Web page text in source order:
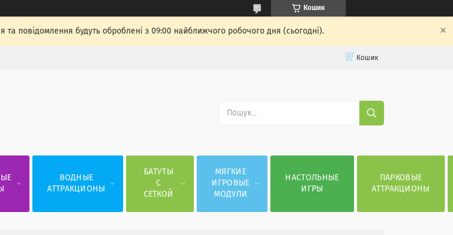
Кошик
та повідомлення будуть оброблені з 09:00 найближчого робочого дня (сьогодні).
Кошик
ВОДНЫЕ
АТТРАКЦИОНЫ
БАТУТЫ
С
СЕТКОЙ
МЯГКИЕ
ИГРОВЫЕ
МОДУЛИ
НАСТОЛЬНЫЕ
ИГРЫ
ПАРКОВЫЕ
АТТРАКЦИОНЫ